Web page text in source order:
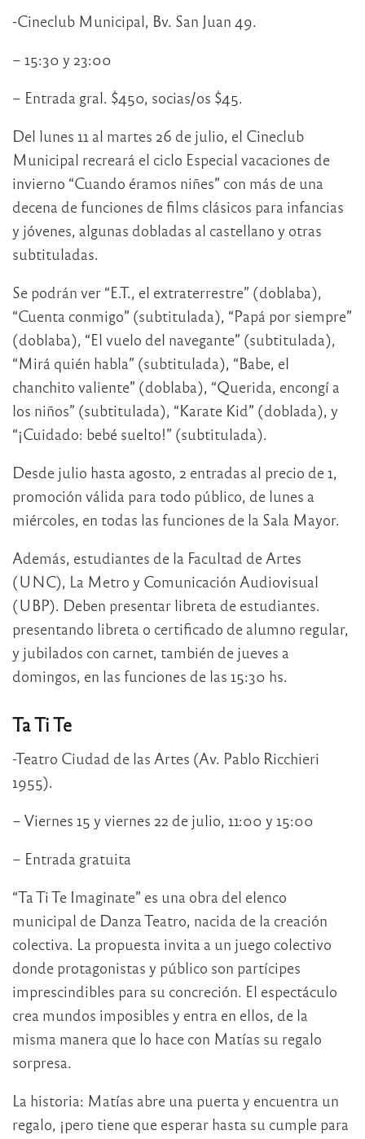
-Cineclub Municipal, Bv. San Juan 49.
– 15:30 y 23:00
– Entrada gral. $450, socias/os $45.
Del lunes 11 al martes 26 de julio, el Cineclub
Municipal recreará el ciclo Especial vacaciones de
invierno “Cuando éramos niñes” con más de una
decena de funciones de films clásicos para infancias
y jóvenes, algunas dobladas al castellano y otras
subtituladas.
Se podrán ver “E.T., el extraterrestre” (doblaba),
“Cuenta conmigo” (subtitulada), “Papá por siempre”
(doblaba), “El vuelo del navegante” (subtitulada),
“Mirá quién habla” (subtitulada), “Babe, el
chanchito valiente” (doblaba), “Querida, encongí a
los niños” (subtitulada), “Karate Kid” (doblada), y
“¡Cuidado: bebé suelto!” (subtitulada).
Desde julio hasta agosto, 2 entradas al precio de 1,
promoción válida para todo público, de lunes a
miércoles, en todas las funciones de la Sala Mayor.
Además, estudiantes de la Facultad de Artes
(UNC), La Metro y Comunicación Audiovisual
(UBP). Deben presentar libreta de estudiantes.
presentando libreta o certificado de alumno regular,
y jubilados con carnet, también de jueves a
domingos, en las funciones de las 15:30 hs.
Ta Ti Te
-Teatro Ciudad de las Artes (Av. Pablo Ricchieri
1955).
– Viernes 15 y viernes 22 de julio, 11:00 y 15:00
– Entrada gratuita
“Ta Ti Te Imaginate” es una obra del elenco
municipal de Danza Teatro, nacida de la creación
colectiva. La propuesta invita a un juego colectivo
donde protagonistas y público son partícipes
imprescindibles para su concreción. El espectáculo
crea mundos imposibles y entra en ellos, de la
misma manera que lo hace con Matías su regalo
sorpresa.
La historia: Matías abre una puerta y encuentra un
regalo, ¡pero tiene que esperar hasta su cumple para